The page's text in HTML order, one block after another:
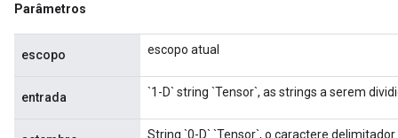
Parâmetros
escopo escopo atual
entrada `1-D` string `Tensor`, as strings a serem
String `0-D` `Tensor`, o caractere delimitador.